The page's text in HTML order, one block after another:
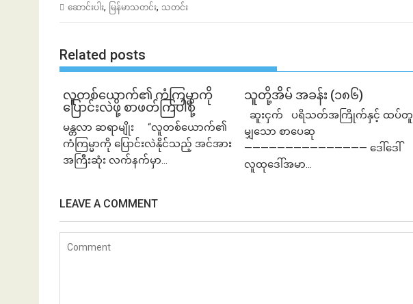
ဆောင်းပါး, မြန်မာသတင်း, သတင်း
Related posts
လူတစ်ယောက်၏ ကံကြမ္မာကို
ပြောင်းလဲဖို့ စာဖတ်ကြပါစို့
မန္တလာ ဆရာမျိုး “လူတစ်ယောက်၏
ကံကြမ္မာကို ပြောင်းလဲနိုင်သည့် အင်အား
အကြီးဆုံး လက်နက်မှာ...
သူတို့အိမ် အခန်း (၁၈၆)
ဆူးငှက် ပရိသတ်အကြိုက်နှင့် ထပ်တူ
မျှသော စာပေဆု
——————————————— ဒေါ်ဒေါ်
လူထုဒေါ်အမာ...
LEAVE A COMMENT